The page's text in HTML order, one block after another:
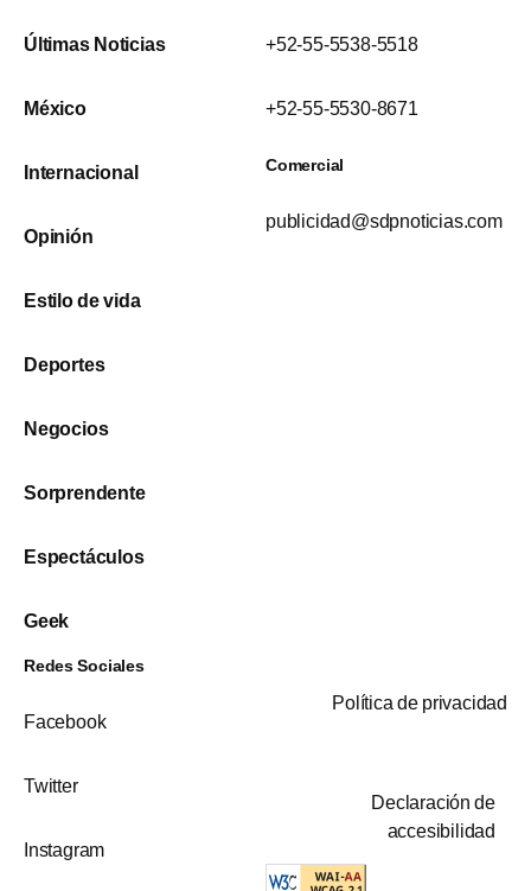
Últimas Noticias
México
Internacional
Opinión
Estilo de vida
Deportes
Negocios
Sorprendente
Espectáculos
Geek
+52-55-5538-5518
+52-55-5530-8671
Comercial
publicidad@sdpnoticias.com
Redes Sociales
Facebook
Twitter
Instagram
Política de privacidad
Declaración de
accesibilidad